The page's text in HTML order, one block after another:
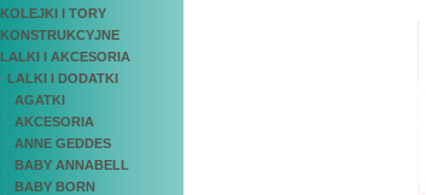
KOLEJKI I TORY
KONSTRUKCYJNE
LALKI I AKCESORIA
LALKI I DODATKI
AGATKI
AKCESORIA
ANNE GEDDES
BABY ANNABELL
BABY BORN